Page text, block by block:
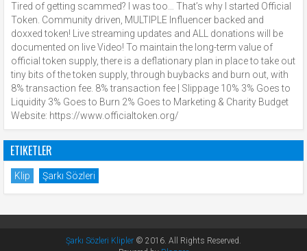
Tired of getting scammed? I was too… That’s why I started Official
Token. Community driven, MULTIPLE Influencer backed and
doxxed token! Live streaming updates and ALL donations will be
documented on live Video! To maintain the long-term value of
official token supply, there is a deflationary plan in place to take out
tiny bits of the token supply, through buybacks and burn out, with
8% transaction fee. 8% transaction fee | Slippage 10% 3% Goes to
Liquidity 3% Goes to Burn 2% Goes to Marketing & Charity Budget
Website: https://www.officialtoken.org/
ETIKETLER
Klip Şarkı Sözleri
Şarkı Sözleri Klipler © 2016. All Rights Reserved.